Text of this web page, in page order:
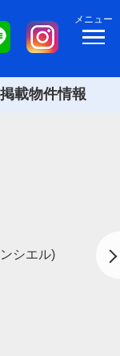
メニュー
載物件情報